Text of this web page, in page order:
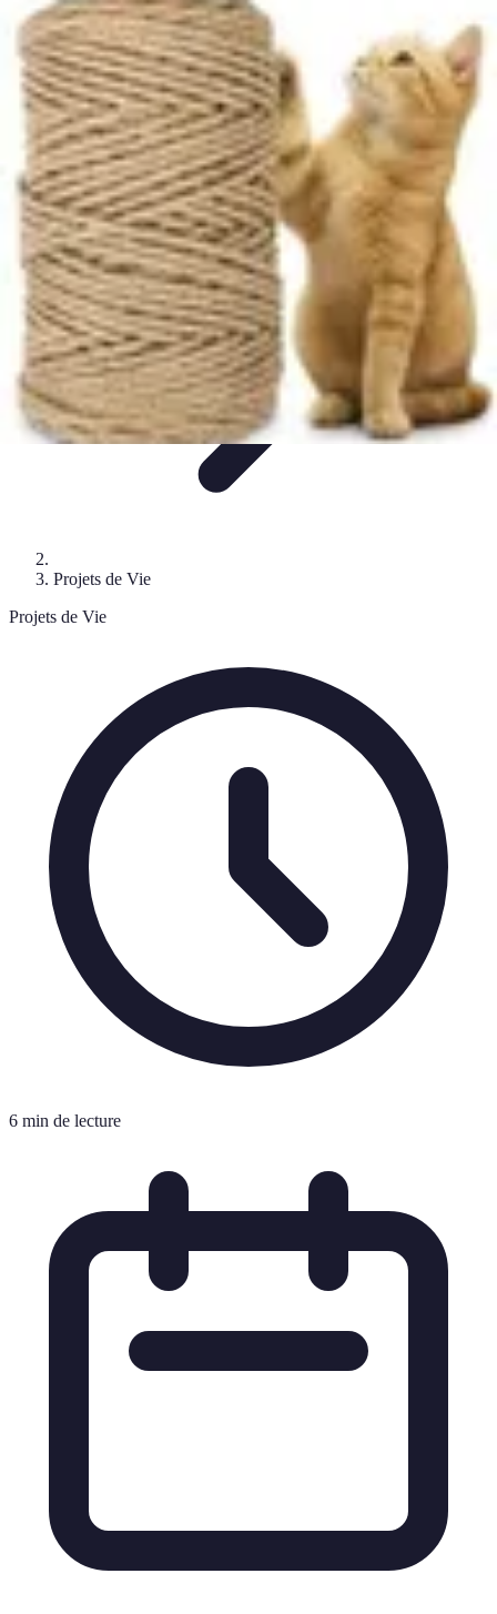
Projets Nouvelle Vie
Planification et StratégieInspiration Évaluation de ProjetÉcologie et
DurabilitéTendances
Projets Nouvelle Vie
Projets de Vie
Projets de Vie
6 min de lecture